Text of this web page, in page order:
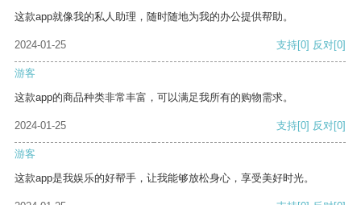
这款app就像我的私人助理，随时随地为我的办公提供帮助。
2024-01-25 支持[0] 反对[0]
游客
这款app的商品种类非常丰富，可以满足我所有的购物需求。
2024-01-25 支持[0] 反对[0]
游客
这款app是我娱乐的好帮手，让我能够放松身心，享受美好时光。